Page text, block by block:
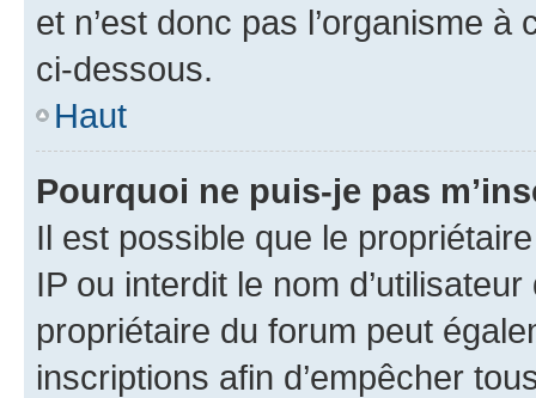
et n’est donc pas l’organisme
ci-dessous.
Haut
Pourquoi ne puis-je pas
Il est possible que le
IP ou interdit le nom
propriétaire du forum peut
inscriptions afin d’empêcher